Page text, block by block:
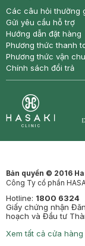
Các câu hỏi thường
Gửi yêu cầu hỗ trợ
Hướng dẫn đặt hàng
Phương thức thanh
Phương thức vận
Chính sách đổi trả
Bản quyền © 2016
Công Ty cổ phần
Hotline: 1800 6324
Giấy chứng nhận
hoạch và Đầu tư
Xem tất cả cửa hàng